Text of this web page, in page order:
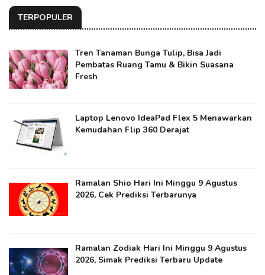
TERPOPULER
Tren Tanaman Bunga Tulip, Bisa Jadi
Pembatas Ruang Tamu & Bikin Suasana
Fresh
Laptop Lenovo IdeaPad Flex 5 Menawarkan
Kemudahan Flip 360 Derajat
Ramalan Shio Hari Ini Minggu 9 Agustus
2026, Cek Prediksi Terbarunya
Ramalan Zodiak Hari Ini Minggu 9 Agustus
2026, Simak Prediksi Terbaru Update